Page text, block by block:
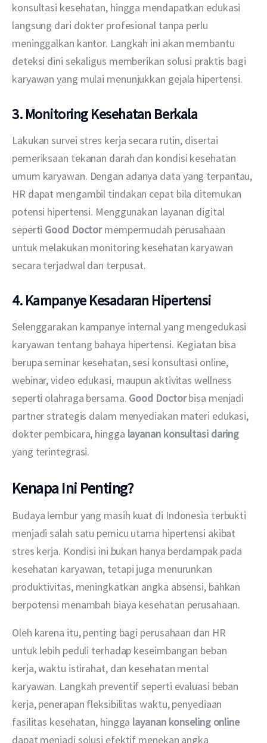
konsultasi kesehatan, hingga mendapatkan edukasi
langsung dari dokter profesional tanpa perlu
meninggalkan kantor. Langkah ini akan membantu
deteksi dini sekaligus memberikan solusi praktis bagi
karyawan yang mulai menunjukkan gejala hipertensi.
3. Monitoring Kesehatan Berkala
Lakukan survei stres kerja secara rutin, disertai
pemeriksaan tekanan darah dan kondisi kesehatan
umum karyawan. Dengan adanya data yang terpantau,
HR dapat mengambil tindakan cepat bila ditemukan
potensi hipertensi. Menggunakan layanan digital
seperti Good Doctor mempermudah perusahaan
untuk melakukan monitoring kesehatan karyawan
secara terjadwal dan terpusat.
4. Kampanye Kesadaran Hipertensi
Selenggarakan kampanye internal yang mengedukasi
karyawan tentang bahaya hipertensi. Kegiatan bisa
berupa seminar kesehatan, sesi konsultasi online,
webinar, video edukasi, maupun aktivitas wellness
seperti olahraga bersama. Good Doctor bisa menjadi
partner strategis dalam menyediakan materi edukasi,
dokter pembicara, hingga layanan konsultasi daring
yang terintegrasi.
Kenapa Ini Penting?
Budaya lembur yang masih kuat di Indonesia terbukti
menjadi salah satu pemicu utama hipertensi akibat
stres kerja. Kondisi ini bukan hanya berdampak pada
kesehatan karyawan, tetapi juga menurunkan
produktivitas, meningkatkan angka absensi, bahkan
berpotensi menambah biaya kesehatan perusahaan.
Oleh karena itu, penting bagi perusahaan dan HR
untuk lebih peduli terhadap keseimbangan beban
kerja, waktu istirahat, dan kesehatan mental
karyawan. Langkah preventif seperti evaluasi beban
kerja, penerapan fleksibilitas waktu, penyediaan
fasilitas kesehatan, hingga layanan konseling online
dapat menjadi solusi efektif menekan angka